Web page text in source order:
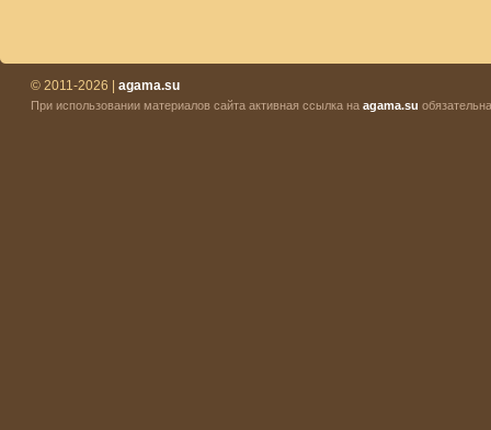
© 2011-2026 | agama.su
При использовании материалов сайта активная ссылка на agama.su